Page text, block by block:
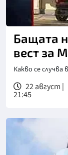
Бащата
вест за
Какво се
22 август |
21:45